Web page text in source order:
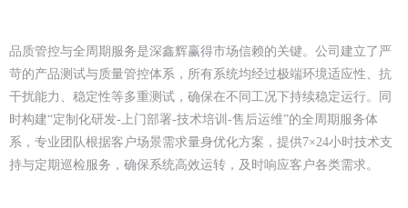
品质管控与全周期服务是深鑫辉赢得市场信赖的关键。公司建立了严
苛的产品测试与质量管控体系，所有系统均经过极端环境适应性、抗
干扰能力、稳定性等多重测试，确保在不同工况下持续稳定运行。同
时构建“定制化研发-上门部署-技术培训-售后运维”的全周期服务体
系，专业团队根据客户场景需求量身优化方案，提供7×24小时技术支
持与定期巡检服务，确保系统高效运转，及时响应客户各类需求。